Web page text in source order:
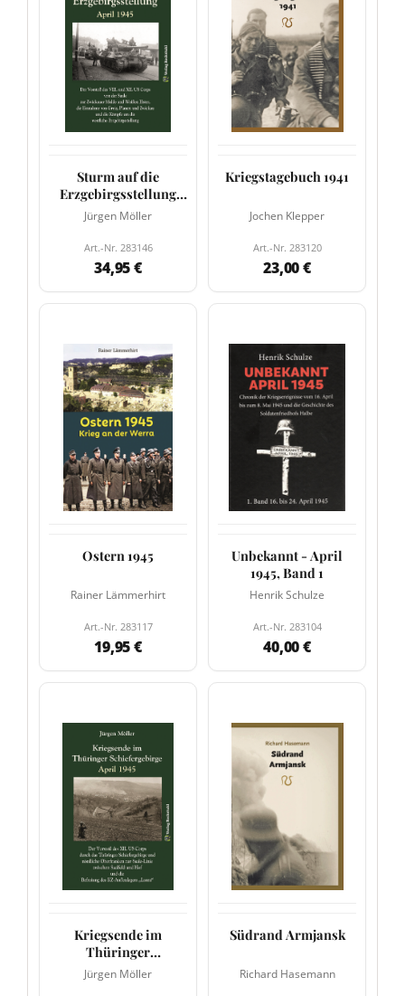
Sturm auf die
Erzgebirgsstellung
April 1945
Jürgen Möller
Art.-Nr. 283146
34,95 €
Kriegstagebuch 1941
Jochen Klepper
Art.-Nr. 283120
23,00 €
Ostern 1945
Rainer Lämmerhirt
Art.-Nr. 283117
19,95 €
Unbekannt - April
1945, Band 1
Henrik Schulze
Art.-Nr. 283104
40,00 €
Kriegsende im
Thüringer
Schiefergebirge -
April 1945
Jürgen Möller
Südrand Armjansk
Richard Hasemann